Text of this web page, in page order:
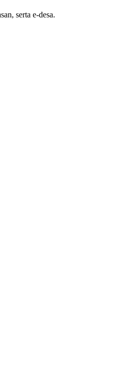
serta e-desa.